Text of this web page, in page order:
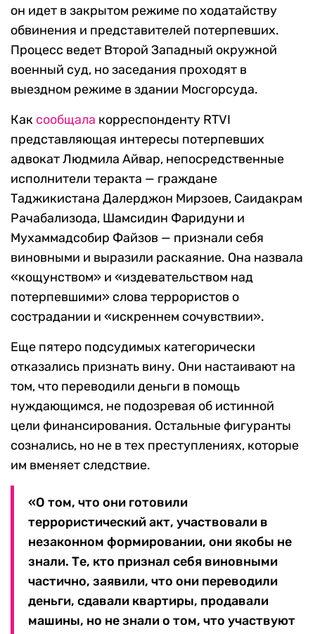
он идет в закрытом режиме по ходатайству
обвинения и представителей потерпевших.
Процесс ведет Второй Западный окружной
военный суд, но заседания проходят в
выездном режиме в здании Мосгорсуда.
Как сообщала корреспонденту RTVI
представляющая интересы потерпевших
адвокат Людмила Айвар, непосредственные
исполнители теракта — граждане
Таджикистана Далерджон Мирзоев, Саидакрам
Рачабализода, Шамсидин Фаридуни и
Мухаммадсобир Файзов — признали себя
виновными и выразили раскаяние. Она назвала
«кощунством» и «издевательством над
потерпевшими» слова террористов о
сострадании и «искреннем сочувствии».
Еще пятеро подсудимых категорически
отказались признать вину. Они настаивают на
том, что переводили деньги в помощь
нуждающимся, не подозревая об истинной
цели финансирования. Остальные фигуранты
сознались, но не в тех преступлениях, которые
им вменяет следствие.
«О том, что они готовили
террористический акт, участвовали в
незаконном формировании, они якобы не
знали. Те, кто признал себя виновными
частично, заявили, что они переводили
деньги, сдавали квартиры, продавали
машины, но не знали о том, что участвуют